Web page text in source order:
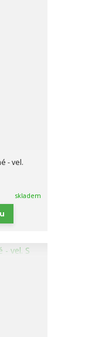
- vel.
skladem